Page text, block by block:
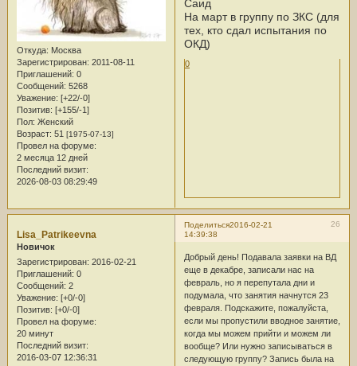
Откуда: Москва
Зарегистрирован: 2011-08-11
Приглашений: 0
Сообщений: 5268
Уважение: [+22/-0]
Позитив: [+155/-1]
Пол: Женский
Возраст: 51 [1975-07-13]
Провел на форуме:
2 месяца 12 дней
Последний визит:
2026-08-03 08:29:49
Саид
На март в группу по ЗКС (для
тех, кто сдал испытания по
ОКД)
0
Поделиться 26
2016-02-21
14:39:38
Lisa_Patrikeevna
Новичок
Зарегистрирован: 2016-02-21
Приглашений: 0
Сообщений: 2
Уважение: [+0/-0]
Позитив: [+0/-0]
Провел на форуме:
20 минут
Последний визит:
2016-03-07 12:36:31
Добрый день! Подавала заявки на ВД
еще в декабре, записали нас на
февраль, но я перепутала дни и
подумала, что занятия начнутся 23
февраля. Подскажите, пожалуйста,
если мы пропустили вводное занятие,
когда мы можем прийти и можем ли
вообще? Или нужно записываться в
следующую группу? Запись была на